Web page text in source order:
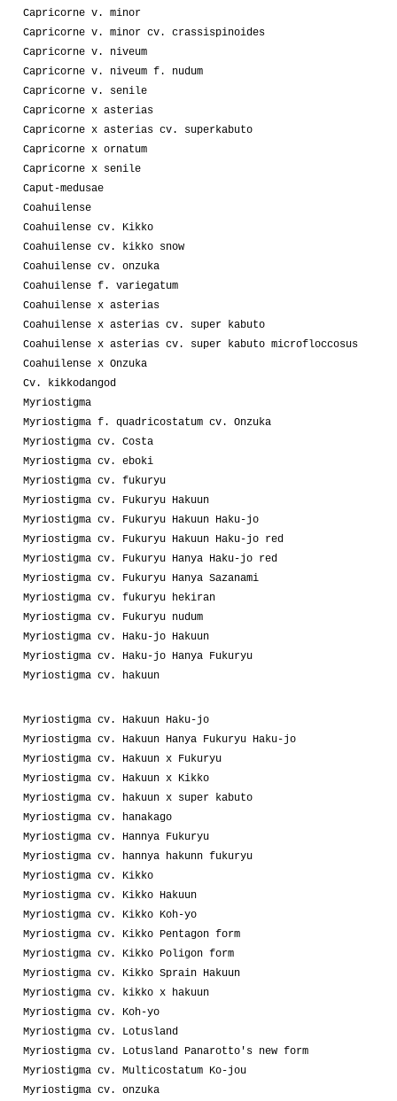
Capricorne v. minor
Capricorne v. minor cv. crassispinoides
Capricorne v. niveum
Capricorne v. niveum f. nudum
Capricorne v. senile
Capricorne x asterias
Capricorne x asterias cv. superkabuto
Capricorne x ornatum
Capricorne x senile
Caput-medusae
Coahuilense
Coahuilense cv. Kikko
Coahuilense cv. kikko snow
Coahuilense cv. onzuka
Coahuilense f. variegatum
Coahuilense x asterias
Coahuilense x asterias cv. super kabuto
Coahuilense x asterias cv. super kabuto microfloccosus
Coahuilense x Onzuka
Cv. kikkodangod
Myriostigma
Myriostigma f. quadricostatum cv. Onzuka
Myriostigma cv. Costa
Myriostigma cv. eboki
Myriostigma cv. fukuryu
Myriostigma cv. Fukuryu Hakuun
Myriostigma cv. Fukuryu Hakuun Haku-jo
Myriostigma cv. Fukuryu Hakuun Haku-jo red
Myriostigma cv. Fukuryu Hanya Haku-jo red
Myriostigma cv. Fukuryu Hanya Sazanami
Myriostigma cv. fukuryu hekiran
Myriostigma cv. Fukuryu nudum
Myriostigma cv. Haku-jo Hakuun
Myriostigma cv. Haku-jo Hanya Fukuryu
Myriostigma cv. hakuun
Myriostigma cv. Hakuun Haku-jo
Myriostigma cv. Hakuun Hanya Fukuryu Haku-jo
Myriostigma cv. Hakuun x Fukuryu
Myriostigma cv. Hakuun x Kikko
Myriostigma cv. hakuun x super kabuto
Myriostigma cv. hanakago
Myriostigma cv. Hannya Fukuryu
Myriostigma cv. hannya hakunn fukuryu
Myriostigma cv. Kikko
Myriostigma cv. Kikko Hakuun
Myriostigma cv. Kikko Koh-yo
Myriostigma cv. Kikko Pentagon form
Myriostigma cv. Kikko Poligon form
Myriostigma cv. Kikko Sprain Hakuun
Myriostigma cv. kikko x hakuun
Myriostigma cv. Koh-yo
Myriostigma cv. Lotusland
Myriostigma cv. Lotusland Panarotto's new form
Myriostigma cv. Multicostatum Ko-jou
Myriostigma cv. onzuka